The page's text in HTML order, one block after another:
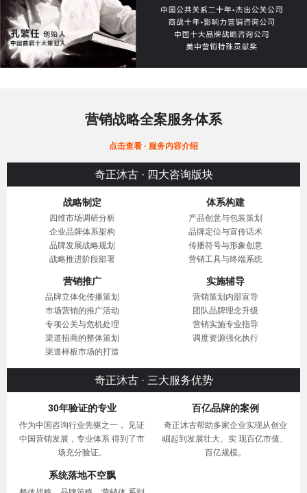
营销战略全案服务体系
点击查看 · 服务内容介绍
奇正沐古 · 四大咨询版块
战略制定
四维市场调研分析
企业品牌体系架构
品牌发展战略规划
战略推进阶段部署
体系构建
产品创意与包装策划
品牌定位与宣传话术
传播符号与形象创意
营销工具与终端系统
营销推广
品牌立体化传播策划
市场营销的推广活动
专项公关与危机处理
渠道招商的整体策划
渠道样板市场的打造
实施辅导
营销策划内部宣导
团队品牌理念升级
营销实施专业指导
调度资源强化执行
奇正沐古 · 三大服务优势
30年验证的专业
作为中国咨询行业先驱之一， 见证
中国营销发展，专业体系 得到了市
场充分验证。
百亿品牌的案例
奇正沐古帮助多家企业实现从创业
崛起到发展壮大、实 现百亿市值、
百亿规模。
系统落地不空飘